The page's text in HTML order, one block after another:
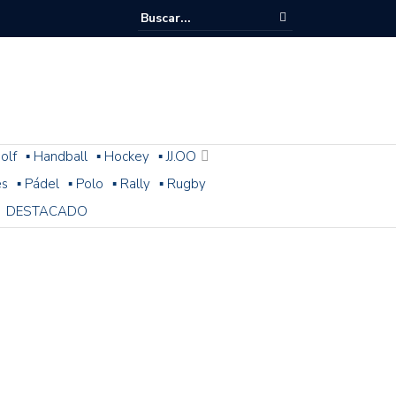
▪ Handball ▪ Hockey ▪ JJ.OO
▪ Pádel ▪ Polo ▪ Rally ▪ Rugby
DESTACADO